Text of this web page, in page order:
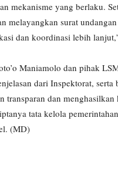
mekanisme yang berlaku.
melayangkan surat
dan koordinasi lebih
Maniamolo dan pihak
dari Inspektorat, serta
transparan dan menghasilkan
tata kelola
(MD)